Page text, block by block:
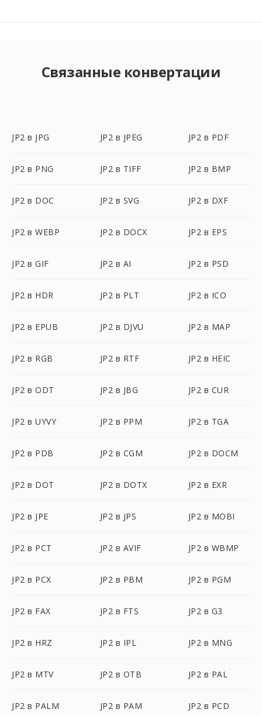
Связанные конвертации
JP2 в JPG JP2 в JPEG JP2 в PDF
JP2 в PNG JP2 в TIFF JP2 в BMP
JP2 в DOC JP2 в SVG JP2 в DXF
JP2 в WEBP JP2 в DOCX JP2 в EPS
JP2 в GIF JP2 в AI JP2 в PSD
JP2 в HDR JP2 в PLT JP2 в ICO
JP2 в EPUB JP2 в DJVU JP2 в MAP
JP2 в RGB JP2 в RTF JP2 в HEIC
JP2 в ODT JP2 в JBG JP2 в CUR
JP2 в UYVY JP2 в PPM JP2 в TGA
JP2 в PDB JP2 в CGM JP2 в DOCM
JP2 в DOT JP2 в DOTX JP2 в EXR
JP2 в JPE JP2 в JPS JP2 в MOBI
JP2 в PCT JP2 в AVIF JP2 в WBMP
JP2 в PCX JP2 в PBM JP2 в PGM
JP2 в FAX JP2 в FTS JP2 в G3
JP2 в HRZ JP2 в IPL JP2 в MNG
JP2 в MTV JP2 в OTB JP2 в PAL
JP2 в PALM JP2 в PAM JP2 в PCD